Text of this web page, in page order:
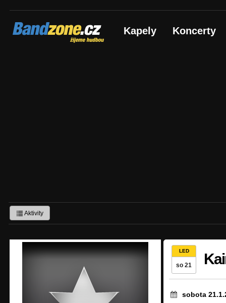
Bandzone.cz
žijeme hudbou Kapely Koncerty
Aktivity
LED
so 21
sobota